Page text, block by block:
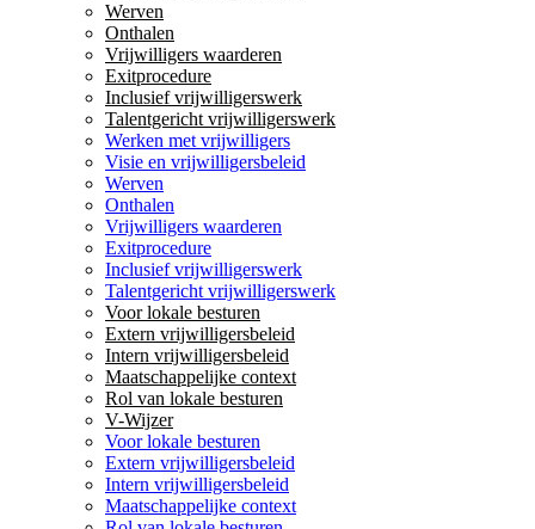
Werven
Onthalen
Vrijwilligers waarderen
Exitprocedure
Inclusief vrijwilligerswerk
Talentgericht vrijwilligerswerk
Werken met vrijwilligers
Visie en vrijwilligersbeleid
Werven
Onthalen
Vrijwilligers waarderen
Exitprocedure
Inclusief vrijwilligerswerk
Talentgericht vrijwilligerswerk
Voor lokale besturen
Extern vrijwilligersbeleid
Intern vrijwilligersbeleid
Maatschappelijke context
Rol van lokale besturen
V-Wijzer
Voor lokale besturen
Extern vrijwilligersbeleid
Intern vrijwilligersbeleid
Maatschappelijke context